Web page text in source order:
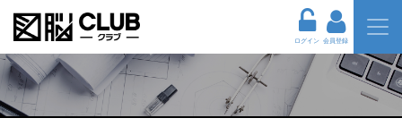
ログイン 会員登録